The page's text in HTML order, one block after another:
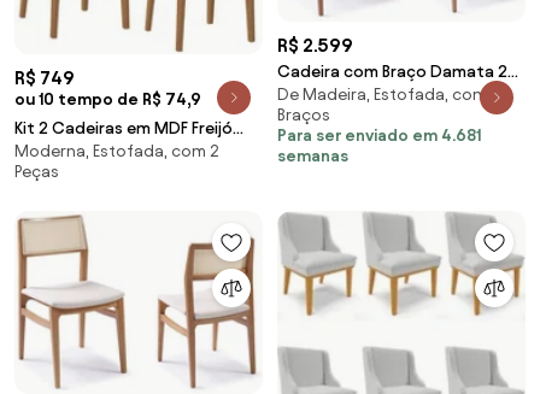
R$ 749
ou 10 tempo de R$ 74,9
Kit 2 Cadeiras em MDF Freijó
Assento Estofado Tweed Liso
Claro Encosto com Tela Dalla
Moderna, Estofada, com 2
Peças
R$ 2.599
Cadeira com Braço Damata 2
Unidades Móveis Rudnick -
De Madeira, Estofada, com
Braços
Para ser enviado em 4.681
semanas